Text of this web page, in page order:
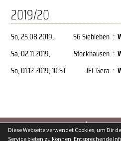
2019/20
So, 25.08.2019, SG Siebleben :
Sa, 02.11.2019, Stockhausen :
So, 01.12.2019, 10.ST JFC Gera :
Diese Webseite verwendet Cookies, um Dir
Service bieten zu können. Entsprechende